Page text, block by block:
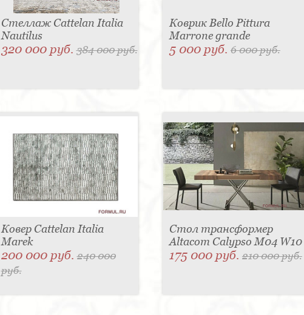
Стеллаж Cattelan Italia
Nautilus
320 000 руб.384 000 руб.
Коврик Bello Pittura
Marrone grande
5 000 руб. 6 000 руб.
Ковер Cattelan Italia
Marek
200 000 руб.240 000
руб.
Стол трансформер
Altacom Calypso M04 W10
175 000 руб. 210 000 руб.